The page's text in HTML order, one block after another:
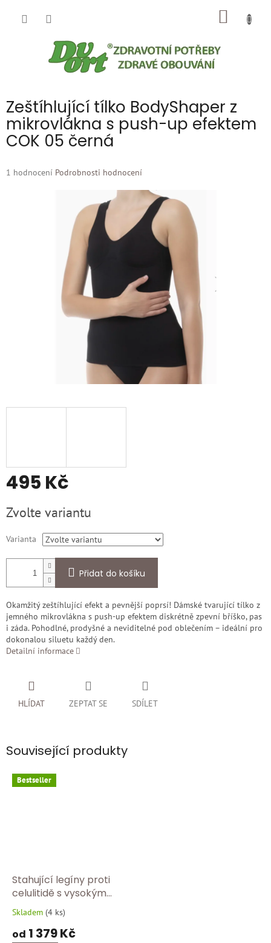
Zeštíhlující tílko BodyShaper z
mikrovlákna s push-up efektem
COK 05 černá
Průměrné
1 hodnocení Podrobnosti hodnocení
495 Kč
cena:
Zvolte variantu
Varianta
Přidat do košíku
Okamžitý zeštíhlující efekt a pevnější poprsí! Dámské tvarující tílko z
jemného mikrovlákna s push-up efektem diskrétně zpevní bříško, pas
i záda. Pohodlné, prodyšné a neviditelné pod oblečením – ideální pro
dokonalou siluetu každý den.
Detailní informace
ZEPTAT SE
HLÍDAT SDÍLET
Související produkty
Bestseller
Stahující legíny proti
celulitidě s vysokým
pasem – modelující
efekt FC 609Y/černa
Průměrné
produktu
Skladem (4 ks)
od 1 379 Kč